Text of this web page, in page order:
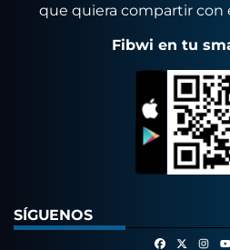
que quiera compartir con
Fibwi en tu
SÍGUENOS
Facebook